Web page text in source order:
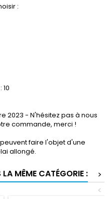
:
2023 - N'hésitez pas à nous
commande, merci !
faire l'objet d'une
allongé.
MÊME CATÉGORIE :
>
<